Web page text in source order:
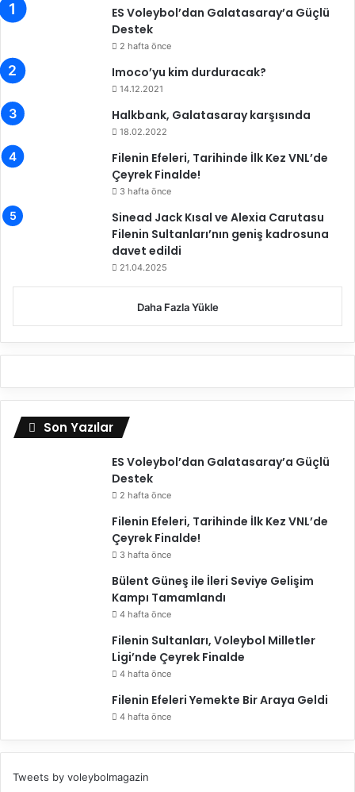
o
k
T
a
i
s
a
'
a
g
i
o
r
m
ş
ES Voleybol’dan Galatasaray’a Güçlü
Destek
2 hafta önce
Imoco’yu kim durduracak?
14.12.2021
Halkbank, Galatasaray karşısında
18.02.2022
Filenin Efeleri, Tarihinde İlk Kez VNL’de
Çeyrek Finalde!
3 hafta önce
Sinead Jack Kısal ve Alexia Carutasu
Filenin Sultanları’nın geniş kadrosuna
davet edildi
21.04.2025
Daha Fazla Yükle
Son Yazılar
ES Voleybol’dan Galatasaray’a Güçlü
Destek
2 hafta önce
Filenin Efeleri, Tarihinde İlk Kez VNL’de
Çeyrek Finalde!
3 hafta önce
Bülent Güneş ile İleri Seviye Gelişim
Kampı Tamamlandı
4 hafta önce
Filenin Sultanları, Voleybol Milletler
Ligi’nde Çeyrek Finalde
4 hafta önce
Filenin Efeleri Yemekte Bir Araya Geldi
4 hafta önce
Tweets by voleybolmagazin